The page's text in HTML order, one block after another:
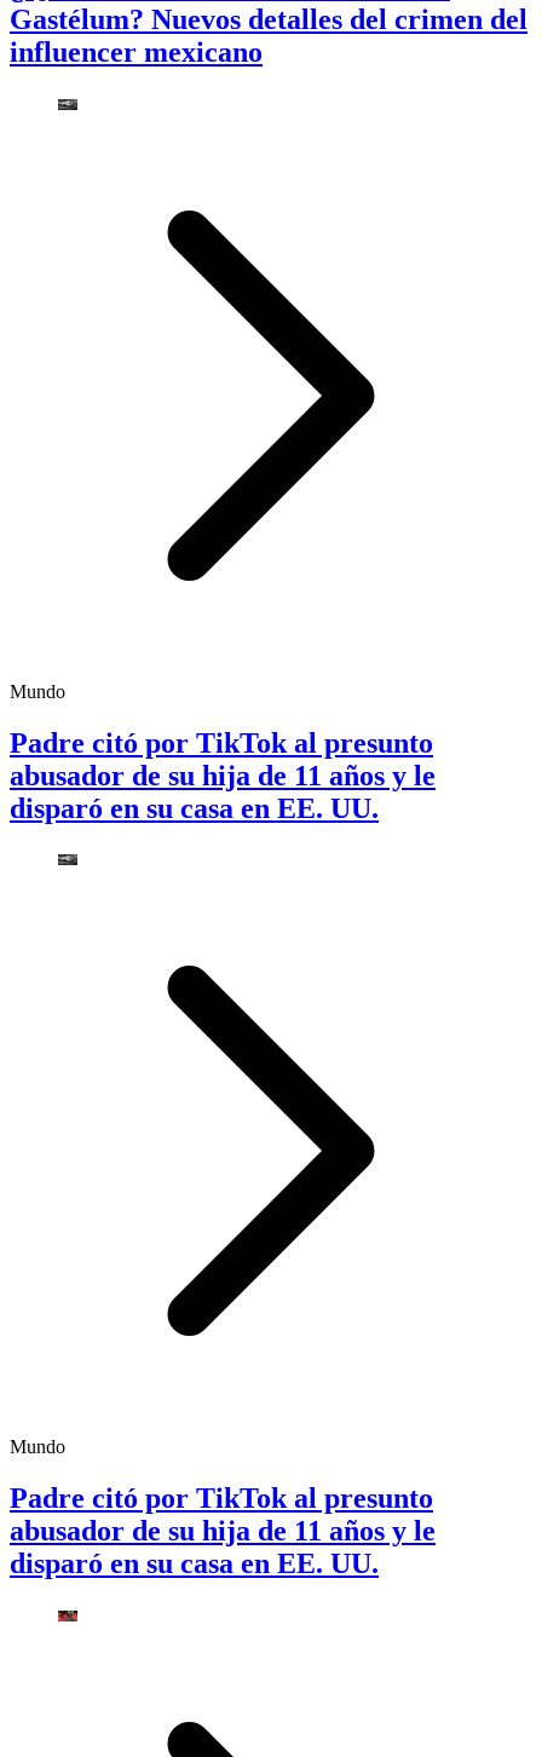
Gastélum? Nuevos detalles del crimen del
influencer mexicano
Mundo
Padre citó por TikTok al presunto
abusador de su hija de 11 años y le
disparó en su casa en EE. UU.
Mundo
Padre citó por TikTok al presunto
abusador de su hija de 11 años y le
disparó en su casa en EE. UU.